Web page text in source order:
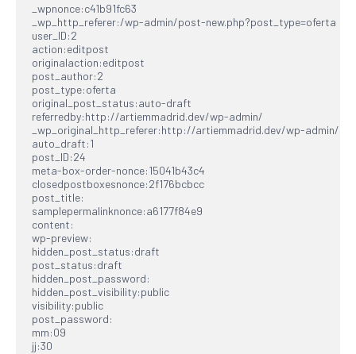
_wpnonce:c41b91fc63
_wp_http_referer:/wp-admin/post-new.php?post_type=oferta
user_ID:2
action:editpost
originalaction:editpost
post_author:2
post_type:oferta
original_post_status:auto-draft
referredby:http://artiemmadrid.dev/wp-admin/
_wp_original_http_referer:http://artiemmadrid.dev/wp-admin/
auto_draft:1
post_ID:24
meta-box-order-nonce:15041b43c4
closedpostboxesnonce:2f176bcbcc
post_title:
samplepermalinknonce:a6177f84e9
content:
wp-preview:
hidden_post_status:draft
post_status:draft
hidden_post_password:
hidden_post_visibility:public
visibility:public
post_password:
mm:09
jj:30